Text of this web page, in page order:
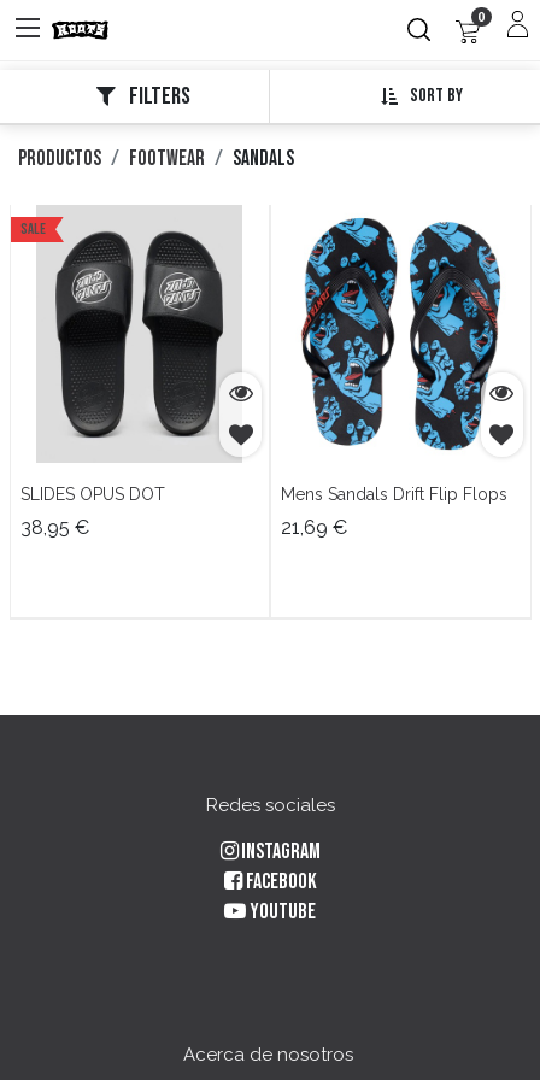
0
Sort By
Filters
Productos Footwear Sandals
Sale
SLIDES OPUS DOT
38,95 €
Mens Sandals Drift Flip Flops
21,69 €
Redes sociales
Instagram
Facebook
YouTube
Acerca de nosotros